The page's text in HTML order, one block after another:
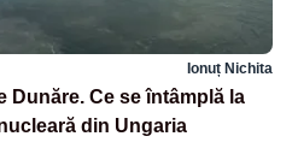
Ionuț Nichita
Dunăre. Ce se întâmplă la
din Ungaria